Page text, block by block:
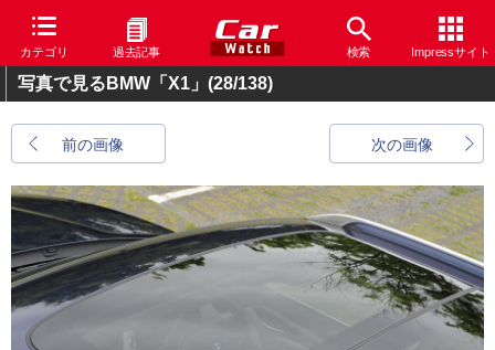
カテゴリ 過去記事 検索 Impressサイト
写真で見るBMW「X1」 (28/138)
前の画像 次の画像